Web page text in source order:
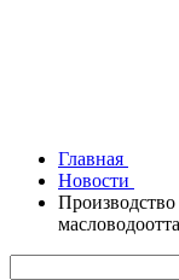
Главная
Новости